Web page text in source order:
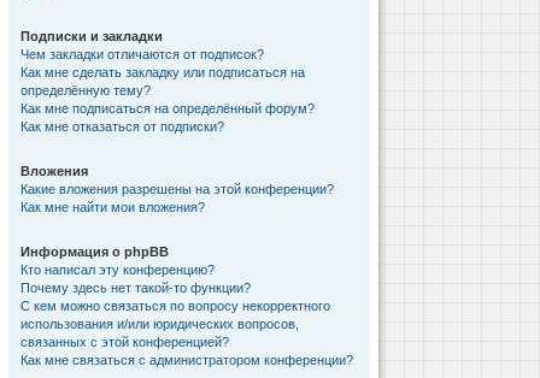
Подписки и закладки
Чем закладки отличаются от подписок?
Как мне сделать закладку или подписаться на
определённую тему?
Как мне подписаться на определённый форум?
Как мне отказаться от подписки?
Вложения
Какие вложения разрешены на этой конференции?
Как мне найти мои вложения?
Информация о phpBB
Кто написал эту конференцию?
Почему здесь нет такой-то функции?
С кем можно связаться по вопросу некорректного
использования и/или юридических вопросов,
связанных с этой конференцией?
Как мне связаться с администратором конференции?